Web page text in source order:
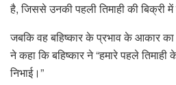
है, जिससे उनकी पहली तिमाही की बिक्री
जबकि वह बहिष्कार के प्रभाव के आकार
ने कहा कि बहिष्कार ने “हमारे पहले
निभाई।”